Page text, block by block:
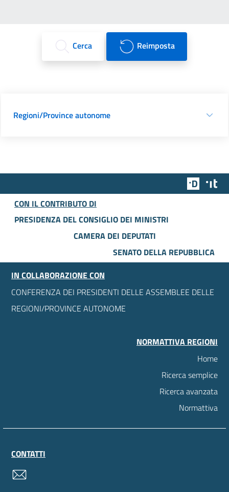
Cerca Reimposta
Regioni/Province autonome
Team
CON IL CONTRIBUTO DI
PRESIDENZA DEL CONSIGLIO DEI MINISTRI
CAMERA DEI DEPUTATI
SENATO DELLA REPUBBLICA
IN COLLABORAZIONE CON
CONFERENZA DEI PRESIDENTI DELLE ASSEMBLEE DELLE
REGIONI/PROVINCE AUTONOME
NORMATTIVA REGIONI
Home
Ricerca semplice
Ricerca avanzata
Normattiva
CONTATTI